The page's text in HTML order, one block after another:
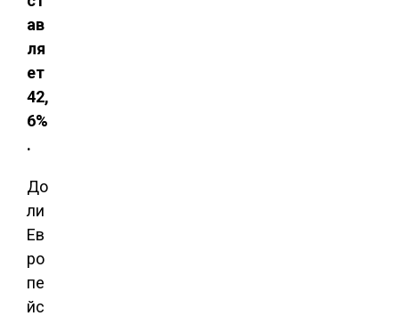
ав
ля
ет
42,
6%
.
До
ли
Ев
ро
пе
йс